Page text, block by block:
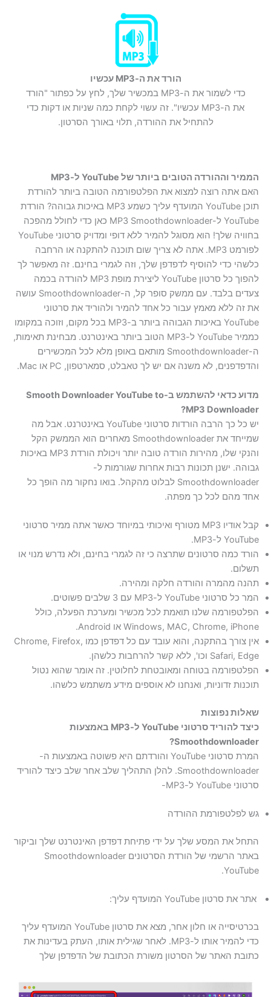
הורד את ה-MP3 עכשיו
כדי לשמור את ה-MP3 במכשיר שלך, לחץ על כפתור "הורד
את ה-MP3 עכשיו". זה עשוי לקחת כמה שניות או דקות כדי
להתחיל את ההורדה, תלוי באורך הסרטון.
הממיר וההורדה הטובים ביותר של YouTube ל-MP3
האם אתה רוצה למצוא את הפלטפורמה הטובה ביותר להורדת
תוכן YouTube המועדף עליך כשמע MP3 באיכות גבוהה? הורדת
YouTube ל-MP3 Smoothdownloader כאן כדי לחולל מהפכה
בחוויה שלך! הוא מסוגל להמיר ללא דופי ומדויק סרטוני YouTube
לפורמט MP3. אתה לא צריך שום תוכנה להתקנה או הרחבה
כלשהי כדי להוסיף לדפדפן שלך, וזה לגמרי בחינם. זה מאפשר לך
להפוך כל סרטון YouTube ליצירת מופת MP3 להורדה בכמה
צעדים בלבד. עם ממשק סופר קל, ה-Smoothdownloader עושה
את זה ללא מאמץ עבור כל אחד להמיר ולהוריד את סרטוני
YouTube באיכות הגבוהה ביותר ב-MP3 בכל מקום, וזוכה במקומו
כממיר YouTube ל-MP3 הטוב ביותר באינטרנט. מבחינת תאימות,
ה-Smoothdownloader מותאם באופן מלא לכל המכשירים
והדפדפנים, לא משנה אם יש לך טאבלט, סמארטפון, PC או Mac.
מדוע כדאי להשתמש ב-Smooth Downloader YouTube to
MP3 Downloader?
יש כל כך הרבה הורדות סרטוני YouTube באינטרנט. אבל מה
שמייחד את Smoothdownloader מאחרים הוא הממשק הקל
והנקי שלו, מהירות הורדה טובה יותר ויכולת הורדת MP3 באיכות
גבוהה. ישנן תכונות רבות אחרות שגורמות ל-
Smoothdownloader לבלוט מהקהל. בואו נחקור מה הופך כל
אחד מהם לכל כך מפתה.
קבל אודיו MP3 מטורף ואיכותי במיוחד כאשר אתה ממיר סרטוני
YouTube ל-MP3.
הורד כמה סרטונים שתרצה כי זה לגמרי בחינם, ולא נדרש מנוי או
תשלום.
תהנה מהמרה והורדה חלקה ומהירה.
המר כל סרטוני YouTube ל-MP3 עם 3 שלבים פשוטים.
הפלטפורמה שלנו תואמת לכל מכשיר ומערכת הפעלה, כולל
Windows, MAC, Chrome, iPhone או Android.
אין צורך בהתקנה, והוא עובד עם כל דפדפן כמו Chrome, Firefox,
Safari, Edge וכו', ללא קשר להרחבות כלשהן.
הפלטפורמה בטוחה ומאובטחת לחלוטין. זה אומר שהוא נטול
תוכנות זדוניות, ואנחנו לא אוספים מידע משתמש כלשהו.
שאלות נפוצות
כיצד להוריד סרטוני YouTube ל-MP3 באמצעות
Smoothdownloader?
המרת סרטוני YouTube והורדתם היא פשוטה באמצעות ה-
Smoothdownloader. להלן התהליך שלב אחר שלב כיצד להוריד
סרטוני YouTube ל-MP3-
גש לפלטפורמת ההורדה
התחל את המסע שלך על ידי פתיחת דפדפן האינטרנט שלך וביקור
באתר הרשמי של הורדת הסרטונים Smoothdownloader
YouTube.
אתר את סרטון YouTube המועדף עליך:
בכרטיסייה או חלון אחר, מצא את סרטון YouTube המועדף עליך
כדי להמיר אותו ל-MP3. לאחר שגילית אותו, העתק בעדינות את
כתובת האתר של הסרטון משורת הכתובת של הדפדפן שלך